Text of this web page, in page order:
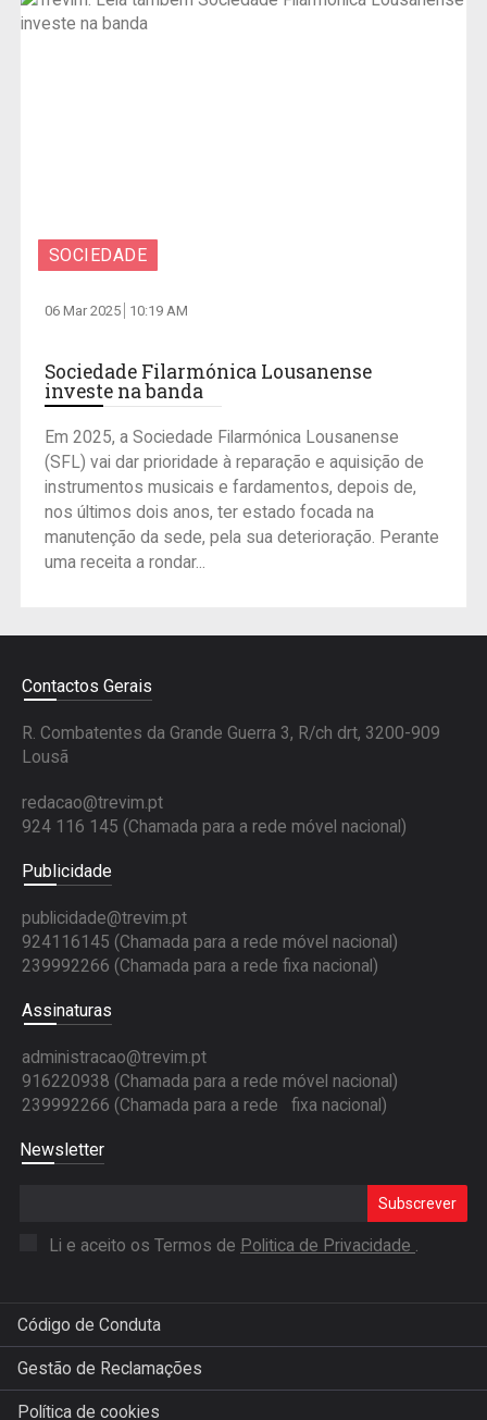
SOCIEDADE
06 Mar 2025 10:19 AM
Sociedade Filarmónica Lousanense
investe na banda
Em 2025, a Sociedade Filarmónica Lousanense
(SFL) vai dar prioridade à reparação e aquisição de
instrumentos musicais e fardamentos, depois de,
nos últimos dois anos, ter estado focada na
manutenção da sede, pela sua deterioração. Perante
uma receita a rondar...
Contactos Gerais
R. Combatentes da Grande Guerra 3, R/ch drt, 3200-909
Lousã
redacao@trevim.pt
924 116 145 (Chamada para a rede móvel nacional)
Publicidade
publicidade@trevim.pt
924116145 (Chamada para a rede móvel nacional)
239992266 (Chamada para a rede fixa nacional)
Assinaturas
administracao@trevim.pt
916220938 (Chamada para a rede móvel nacional)
239992266 (Chamada para a rede fixa nacional)
Newsletter
Subscrever
Li e aceito os Termos de Politica de Privacidade .
Código de Conduta
Gestão de Reclamações
Política de cookies